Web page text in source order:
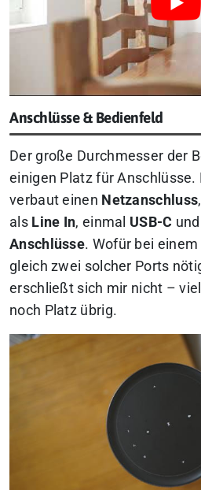
Anschlüsse & Bedienfeld
Der große Durchmesser der
einigen Platz für Anschlüsse.
verbaut einen Netzanschluss
als Line In, einmal USB-C
Anschlüsse. Wofür bei
gleich zwei solcher Ports
erschließt sich mir nicht –
noch Platz übrig.